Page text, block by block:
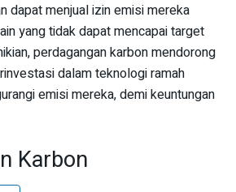
dapat menjual izin emisi mereka
yang tidak dapat mencapai target
perdagangan karbon mendorong
dalam teknologi ramah
emisi mereka, demi keuntungan
Karbon